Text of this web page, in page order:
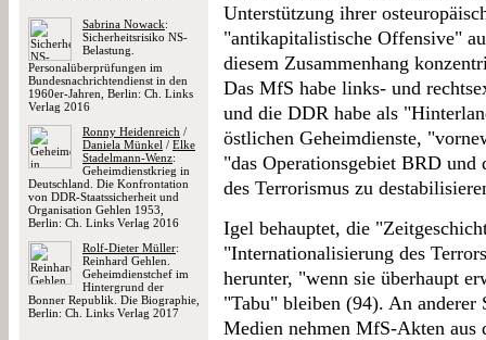
Sabrina Nowack:
Sicherheitsrisiko NS-
Belastung.
Personalüberprüfungen im
Bundesnachrichtendienst in den
1960er-Jahren, Berlin: Ch. Links
Verlag 2016
Ronny Heidenreich /
Daniela Münkel / Elke
Stadelmann-Wenz:
Geheimdienstkrieg in
Deutschland. Die Konfrontation
von DDR-Staatssicherheit und
Organisation Gehlen 1953,
Berlin: Ch. Links Verlag 2016
Rolf-Dieter Müller:
Reinhard Gehlen.
Geheimdienstchef im
Hintergrund der
Bonner Republik. Die Biographie,
Berlin: Ch. Links Verlag 2017
Unterstützung ihrer
"antikapitalistische Offensive"
diesem Zusammenhang
Das MfS habe links- und
und die DDR habe als
östlichen Geheimdienste,
"das Operationsgebiet BRD
des Terrorismus zu
Igel behauptet, die
"Internationalisierung des
herunter, "wenn sie überhaupt
"Tabu" bleiben (94). An
Medien nehmen MfS-Akten